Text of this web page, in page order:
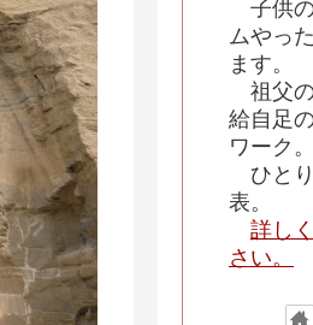
子供の
ムやっ
ます。
祖父の
給自足
ワーク。
ひと
表。
詳し
さい。